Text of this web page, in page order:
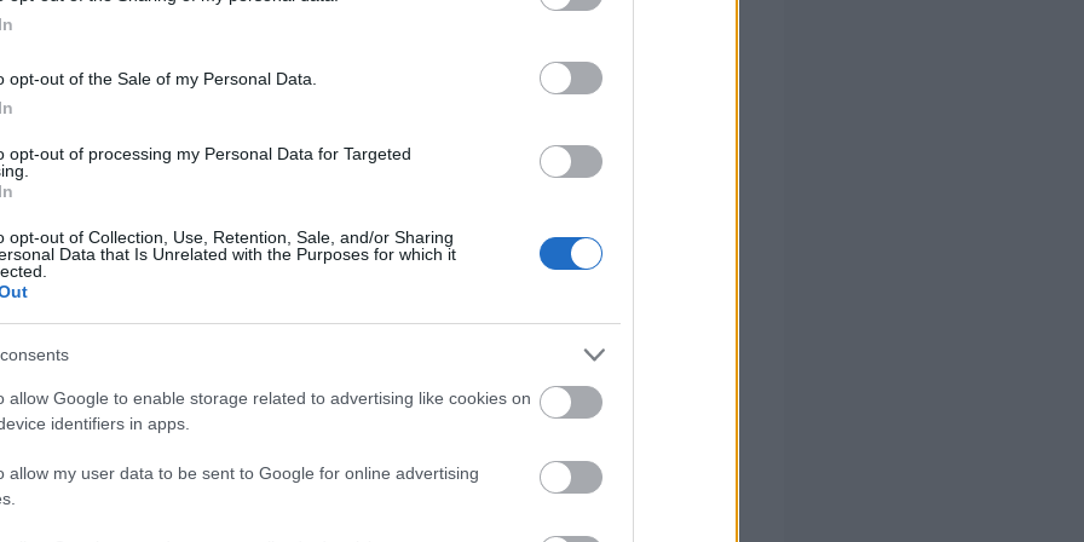
opt-out of the Sale of my Personal Data.
opt-out of processing my Personal Data for Targeted
opt-out of Collection, Use, Retention, Sale, and/or Sharing
Data that Is Unrelated with the Purposes for which it
allow Google to enable storage related to advertising like cookies on
identifiers in apps.
allow my user data to be sent to Google for online advertising
η πιο Εύκολη Πιστοποίηση Υπολογιστών σε 2
όλες τις σημαντικές ειδήσεις.
proson.gr στα αποτελέσματα αναζήτησης της Google
Ειδήσεις
Σχολή: Νέος κανονισμός για δόκιμους – Τι αλλάζει σε